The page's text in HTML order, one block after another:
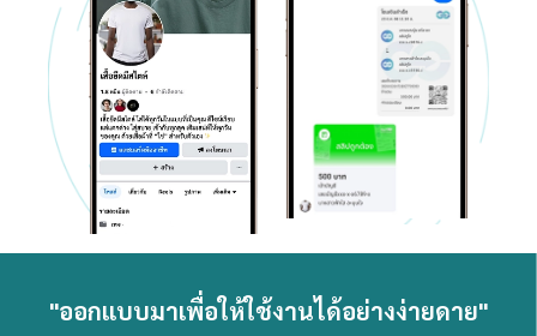
"ออกแบบมาเพื่อให้ใช้งานได้อย่างง่ายดาย"